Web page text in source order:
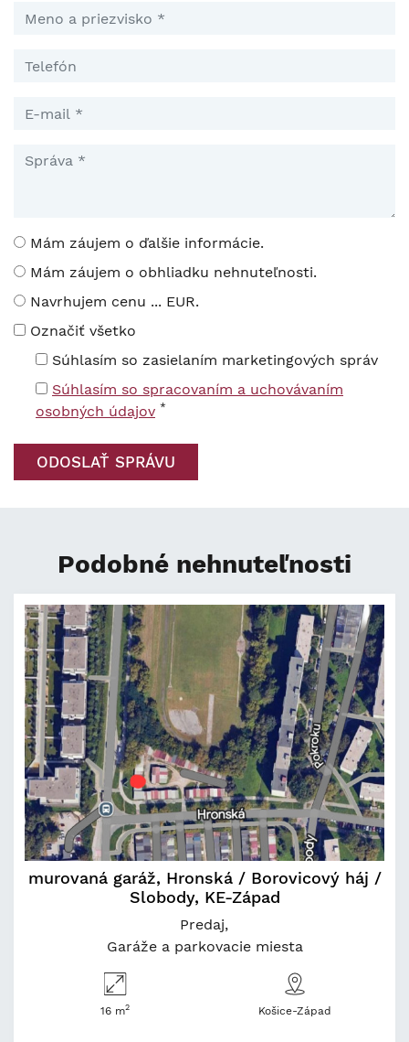
Mám záujem o ďalšie informácie.
Mám záujem o obhliadku nehnuteľnosti.
Navrhujem cenu ... EUR.
Označiť všetko
Súhlasím so zasielaním marketingových správ
Súhlasím so spracovaním a uchovávaním
osobných údajov *
Podobné nehnuteľnosti
murovaná garáž, Hronská / Borovicový háj /
Slobody, KE-Západ
Predaj
Garáže a parkovacie miesta
16 m2 Košice-Západ